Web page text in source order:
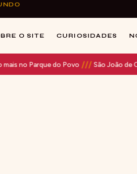
O SITE CURIOSIDADES
do Povo///São João de Campina